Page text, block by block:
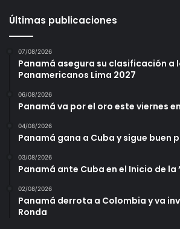
Últimas publicaciones
07/08/2026
Panamá asegura su clasificación a
Panamericanos Lima 2027
06/08/2026
Panamá va por el oro este viernes
04/08/2026
Panamá gana a Cuba y sigue buen
03/08/2026
Panamá ante Cuba en el Inicio de la
02/08/2026
Panamá derrota a Colombia y va
Ronda